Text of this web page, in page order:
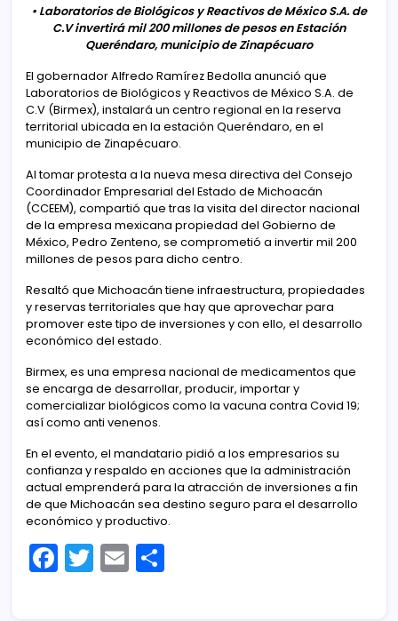
• Laboratorios de Biológicos y Reactivos de México S.A. de
C.V invertirá mil 200 millones de pesos en Estación
Queréndaro, municipio de Zinapécuaro
El gobernador Alfredo Ramírez Bedolla anunció que
Laboratorios de Biológicos y Reactivos de México S.A. de
C.V (Birmex), instalará un centro regional en la reserva
territorial ubicada en la estación Queréndaro, en el
municipio de Zinapécuaro.
Al tomar protesta a la nueva mesa directiva del Consejo
Coordinador Empresarial del Estado de Michoacán
(CCEEM), compartió que tras la visita del director nacional
de la empresa mexicana propiedad del Gobierno de
México, Pedro Zenteno, se comprometió a invertir mil 200
millones de pesos para dicho centro.
Resaltó que Michoacán tiene infraestructura, propiedades
y reservas territoriales que hay que aprovechar para
promover este tipo de inversiones y con ello, el desarrollo
económico del estado.
Birmex, es una empresa nacional de medicamentos que
se encarga de desarrollar, producir, importar y
comercializar biológicos como la vacuna contra Covid 19;
así como anti venenos.
En el evento, el mandatario pidió a los empresarios su
confianza y respaldo en acciones que la administración
actual emprenderá para la atracción de inversiones a fin
de que Michoacán sea destino seguro para el desarrollo
económico y productivo.
F
a
T
w
E
m